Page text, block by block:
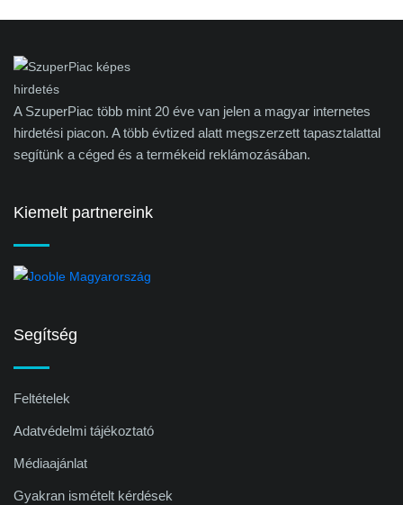
A SzuperPiac több mint 20 éve van jelen a magyar internetes
hirdetési piacon. A több évtized alatt megszerzett tapasztalattal
segítünk a céged és a termékeid reklámozásában.
Kiemelt partnereink
Segítség
Feltételek
Adatvédelmi tájékoztató
Médiaajánlat
Gyakran ismételt kérdések